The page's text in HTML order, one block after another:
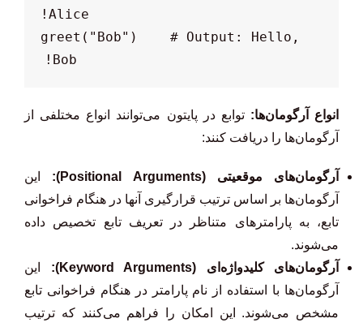
greet("Bob")    # Output: Hello,
Bob!
انواع آرگومان‌ها: توابع در پایتون می‌توانند انواع مختلفی از
آرگومان‌ها را دریافت کنند:
آرگومان‌های موقعیتی (Positional Arguments):
این
آرگومان‌ها بر اساس ترتیب قرارگیری آنها در هنگام فراخوانی
تابع، به پارامترهای متناظر در تعریف تابع تخصیص داده
می‌شوند.
آرگومان‌های کلیدواژه‌ای (Keyword Arguments):
این
آرگومان‌ها با استفاده از نام پارامتر در هنگام فراخوانی تابع
مشخص می‌شوند. این امکان را فراهم می‌کنند که ترتیب